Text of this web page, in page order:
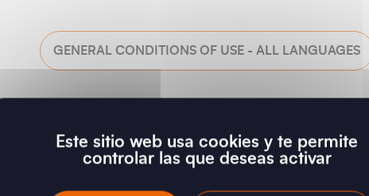
GENERAL CONDITIONS OF USE - ALL LANGUAGES
Este sitio web usa cookies y te permite
controlar las que deseas activar